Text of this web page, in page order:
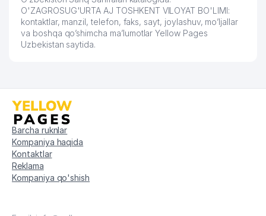
64
UCH-TEPA TUMANI XALQ TA'LIMI
BO'LIMI
594 м
DELFIN-BESH XUSUSIY KORXONASI
67 TAKOMA LTD MChJ
68 IRODA BIO FARM MChJ
69
BURIEV'S ADVOKATES ADVOKATLIK
70 SONIKO PLUS XUSUSIY KORXONASI
O'ZAGROSUG'URTA AJ TOSHKENT VILOYAT BO'LIMI:
kontaktlar, manzil, telefon, faks, sayt, joylashuv, mo’ljallar
va boshqa qo’shimcha ma’lumotlar Yellow Pages
Uzbekistan saytida.
Barcha ruknlar
Kompaniya haqida
Kontaktlar
Reklama
Kompaniya qo'shish